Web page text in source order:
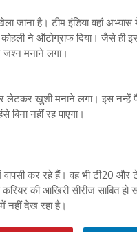
जाना है। टीम इंडिया वहां
ने ऑटोग्राफ दिया। जैसे ही
जश्न मनाने लगा।
लेटकर खुशी मनाने लगा। इस नन्हें
बिना नहीं रह पाएगा।
में वापसी कर रहे हैं। वह भी टी20
की आखिरी सीरीज साबित
नहीं देख रहा है।